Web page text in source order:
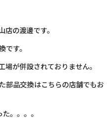
の渡邊です。
す。
が併設されておりません。
部品交換はこちらの店舗でもお
。。。。